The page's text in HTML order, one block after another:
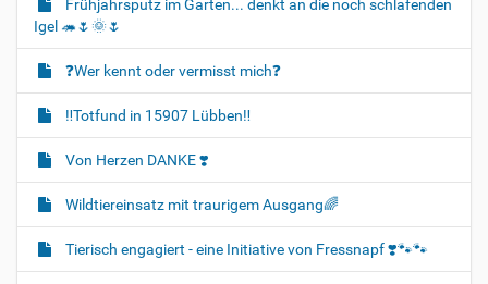
Frühjahrsputz im Garten... denkt an die noch schlafenden
Igel 🦔🌷🌞🌷
❓️Wer kennt oder vermisst mich❓️
‼️Totfund in 15907 Lübben‼️
Von Herzen DANKE ❣️
Wildtiereinsatz mit traurigem Ausgang🌈
Tierisch engagiert - eine Initiative von Fressnapf ❣️🐾🐾